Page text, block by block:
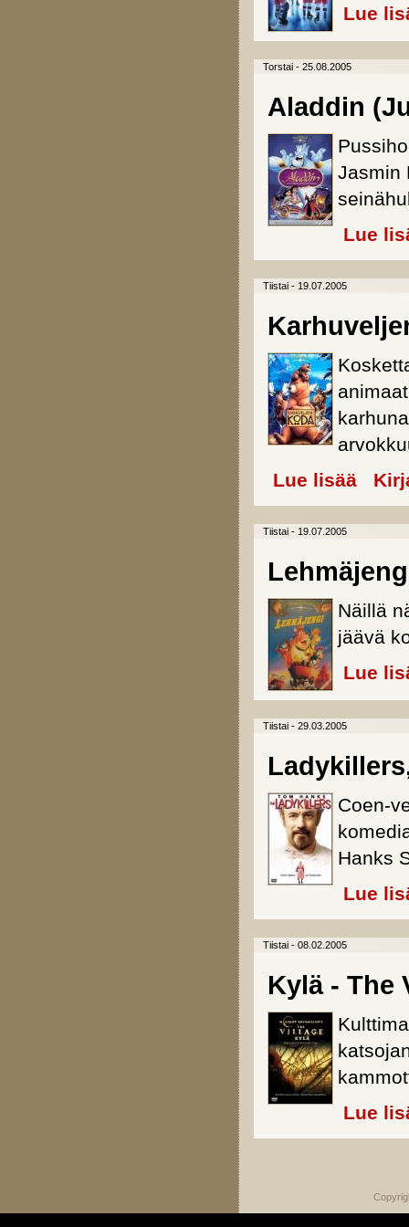
Lue
Torstai - 25.08.2005
Aladdin
Jasmin
Lue
Tiistai - 19.07.2005
Lue lisää about
Tiistai - 19.07.2005
Näillä
jäävä
Lue
Tiistai - 29.03.2005
Coen-
Hanks
Lue
Tiistai - 08.02.2005
Kylä - The
Lue